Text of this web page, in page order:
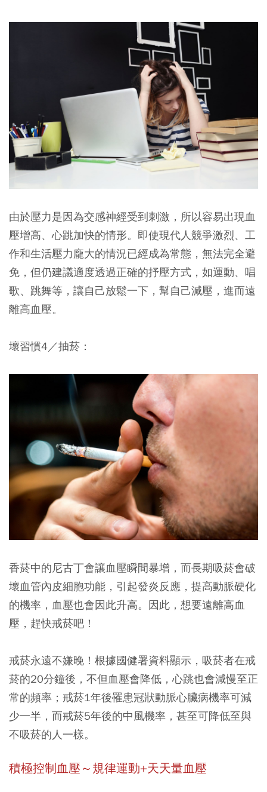
由於壓力是因為交感神經受到刺激，所以容易出現血
壓增高、心跳加快的情形。即使現代人競爭激烈、工
作和生活壓力龐大的情況已經成為常態，無法完全避
免，但仍建議適度透過正確的抒壓方式，如運動、唱
歌、跳舞等，讓自己放鬆一下，幫自己減壓，進而遠
離高血壓。
壞習慣4／抽菸：
香菸中的尼古丁會讓血壓瞬間暴增，而長期吸菸會破
壞血管內皮細胞功能，引起發炎反應，提高動脈硬化
的機率，血壓也會因此升高。因此，想要遠離高血
壓，趕快戒菸吧！
戒菸永遠不嫌晚！根據國健署資料顯示，吸菸者在戒
菸的20分鐘後，不但血壓會降低，心跳也會減慢至正
常的頻率；戒菸1年後罹患冠狀動脈心臟病機率可減
少一半，而戒菸5年後的中風機率，甚至可降低至與
不吸菸的人一樣。
積極控制血壓～規律運動+天天量血壓